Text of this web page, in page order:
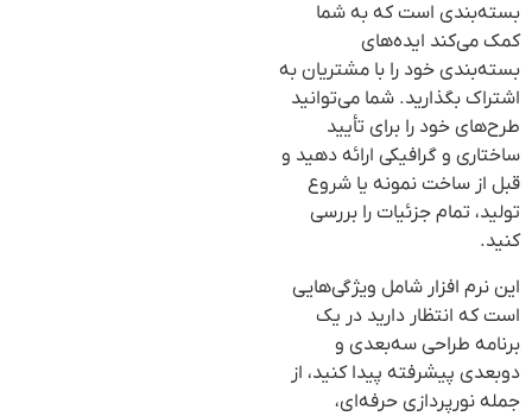
بسته‌بندی است که به شما
کمک می‌کند ایده‌های
بسته‌بندی خود را با مشتریان به
اشتراک بگذارید. شما می‌توانید
طرح‌های خود را برای تأیید
ساختاری و گرافیکی ارائه دهید و
قبل از ساخت نمونه یا شروع
تولید، تمام جزئیات را بررسی
کنید.
این نرم افزار شامل ویژگی‌هایی
است که انتظار دارید در یک
برنامه طراحی سه‌بعدی و
دو‌بعدی پیشرفته پیدا کنید، از
جمله نورپردازی حرفه‌ای،